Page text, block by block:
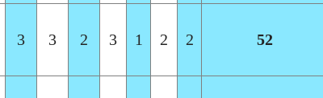
3 3 2 3 1 2 2 52